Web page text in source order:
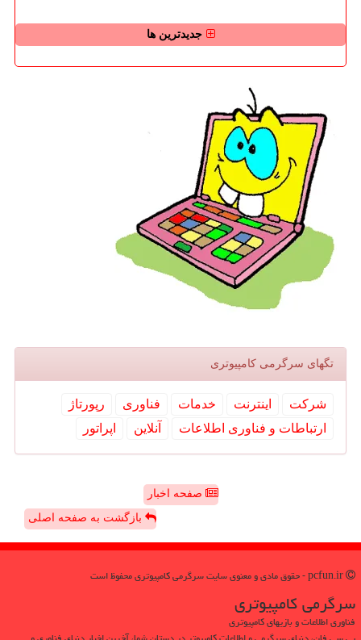
جدیدترین ها
تگهای سرگرمی كامپیوتری
شركت اینترنت خدمات فناوری
رپورتاژ
ارتباطات و فناوری اطلاعات
آنلاین اپراتور
صفحه اخبار
بازگشت به صفحه اصلی
سرگرمی كامپیوتری
فناوری اطلاعات و بازیهای کامپیوتری